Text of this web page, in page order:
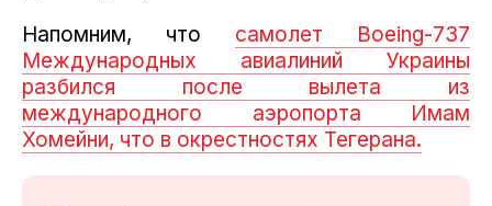
Напомним, что самолет Boeing-737
Международных авиалиний Украины
разбился после вылета из
международного аэропорта Имам
Хомейни, что в окрестностях Тегерана.